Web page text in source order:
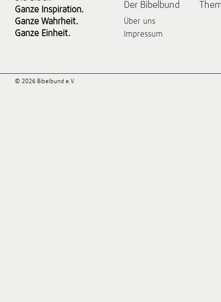
Ganze Inspiration.
Ganze Wahrheit.
Ganze Einheit.
Der Bibelbund
Über uns
Impressum
© 2026 Bibelbund e.V.